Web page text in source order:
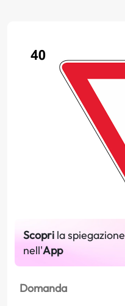
Scopri la spiegazione
nell'App
Domanda